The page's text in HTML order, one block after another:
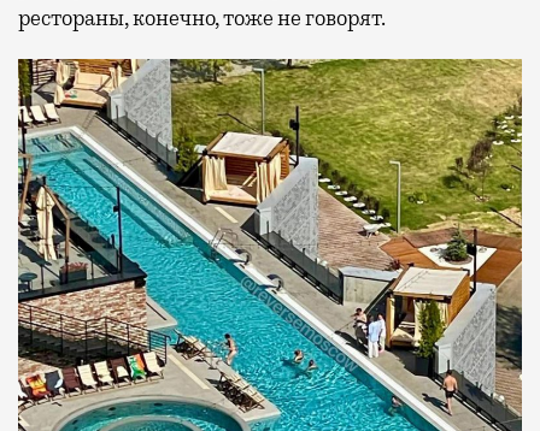
рестораны, конечно, тоже не говорят.